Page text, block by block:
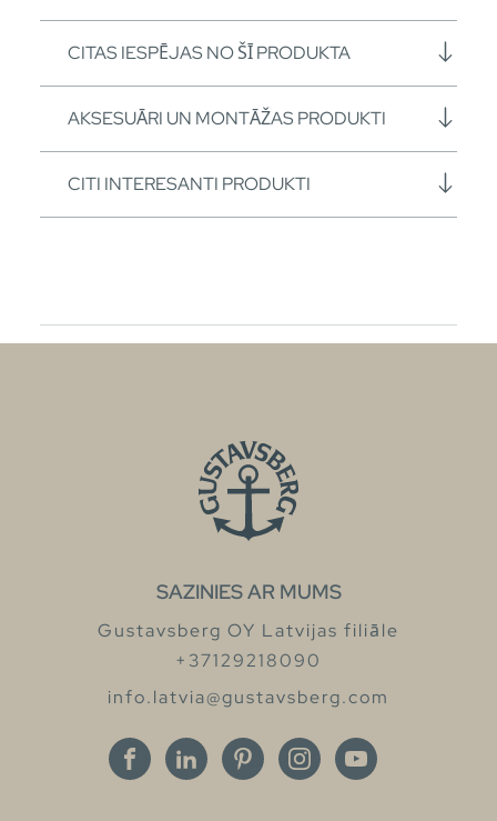
CITAS IESPĒJAS NO ŠĪ PRODUKTA
AKSESUĀRI UN MONTĀŽAS PRODUKTI
CITI INTERESANTI PRODUKTI
SAZINIES AR MUMS
Gustavsberg OY Latvijas filiāle
+37129218090
info.latvia@gustavsberg.com